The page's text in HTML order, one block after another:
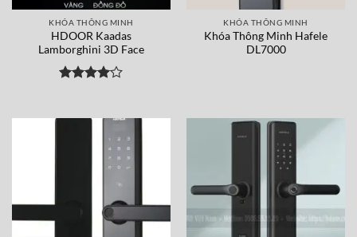
KHÓA THÔNG MINH
HDOOR Kaadas
Lamborghini 3D Face
45 sao
KHÓA THÔNG MINH
Khóa Thông Minh Hafele
DL7000